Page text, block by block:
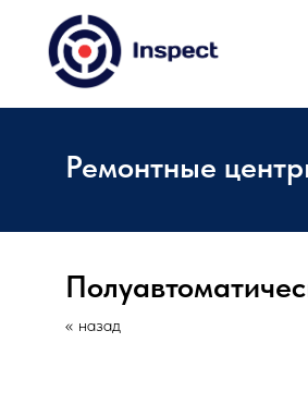
Ремонтные
« назад